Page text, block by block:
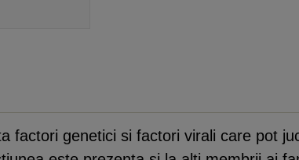
factori genetici si factori virali care pot